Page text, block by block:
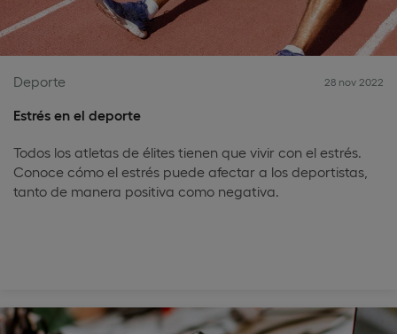
Deporte 28 nov 2022
Estrés en el deporte
Todos los atletas de élites tienen que vivir con el estrés.
Conoce cómo el estrés puede afectar a los deportistas,
tanto de manera positiva como negativa.